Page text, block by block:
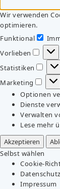
Wir verwenden
optimieren.
Funktional
Vorlieben
Statistiken
Marketing
Optionen
Dienste
Verwalten
Lese mehr
Akzeptieren
Selbst wählen
Cookie-
Impressum